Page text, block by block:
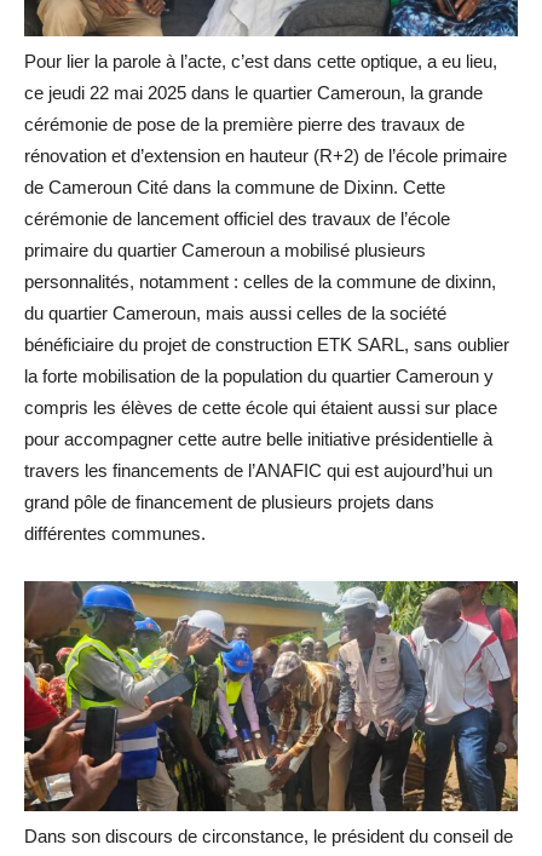
Pour lier la parole à l’acte, c’est dans cette optique, a eu lieu,
ce jeudi 22 mai 2025 dans le quartier Cameroun, la grande
cérémonie de pose de la première pierre des travaux de
rénovation et d’extension en hauteur (R+2) de l’école primaire
de Cameroun Cité dans la commune de Dixinn. Cette
cérémonie de lancement officiel des travaux de l’école
primaire du quartier Cameroun a mobilisé plusieurs
personnalités, notamment : celles de la commune de dixinn,
du quartier Cameroun, mais aussi celles de la société
bénéficiaire du projet de construction ETK SARL, sans oublier
la forte mobilisation de la population du quartier Cameroun y
compris les élèves de cette école qui étaient aussi sur place
pour accompagner cette autre belle initiative présidentielle à
travers les financements de l’ANAFIC qui est aujourd’hui un
grand pôle de financement de plusieurs projets dans
différentes communes.
Dans son discours de circonstance, le président du conseil de